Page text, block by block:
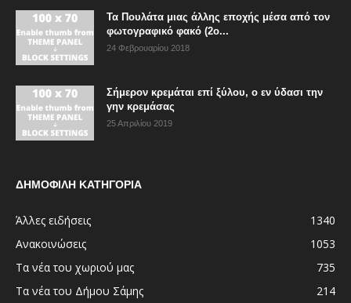
Τα Πουλάτα μιας άλλης εποχής μέσα από τον
φωτογραφικό φακό (2ο...
24 Φεβρουαρίου 2018
Σήμερον κρεμάται επί ξύλου, ο εν ύδασι την
γην κρεμάσας
25 Απριλίου 2019
ΔΗΜΟΦΙΛΗ ΚΑΤΗΓΟΡΙΑ
Άλλες ειδήσεις
1340
Ανακοινώσεις
1053
Τα νέα του χωριού μας
735
Τα νέα του Δήμου Σάμης
214